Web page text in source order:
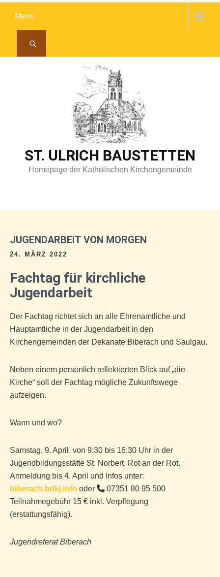
Menu
ST. ULRICH BAUSTETTEN
Homepage der Katholischen Kirchengemeinde
JUGENDARBEIT VON MORGEN
24. MÄRZ 2022
Fachtag für kirchliche
Jugendarbeit
Der Fachtag richtet sich an alle Ehrenamtliche und
Hauptamtliche in der Jugendarbeit in den
Kirchengemeinden der Dekanate Biberach und Saulgau.
Neben einem persönlich reflektierten Blick auf „die
Kirche“ soll der Fachtag mögliche Zukunftswege
aufzeigen.
Wann und wo?
Samstag, 9. April, von 9:30 bis 16:30 Uhr in der
Jugendbildungsstätte St. Norbert, Rot an der Rot.
Anmeldung bis 4. April und Infos unter:
biberach.bdkj.info oder
07351 80 95 500
Teilnahmegebühr 15 € inkl. Verpflegung
(erstattungsfähig).
Jugendreferat Biberach